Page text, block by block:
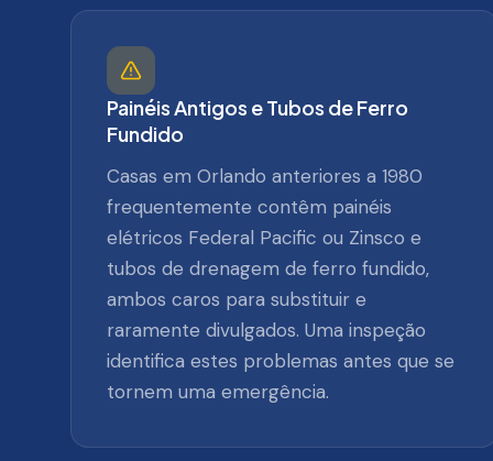
Painéis Antigos e Tubos de Ferro
Fundido
Casas em Orlando anteriores a 1980
frequentemente contêm painéis
elétricos Federal Pacific ou Zinsco e
tubos de drenagem de ferro fundido,
ambos caros para substituir e
raramente divulgados. Uma inspeção
identifica estes problemas antes que se
tornem uma emergência.